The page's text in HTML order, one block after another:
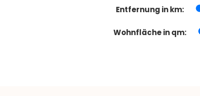
Entfernung in km:
Wohnfläche in qm: